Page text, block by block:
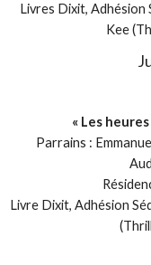
Livres Dixit, Adhésion
Kee
« Les
Parrains :
Livre Dixit, Adhésion